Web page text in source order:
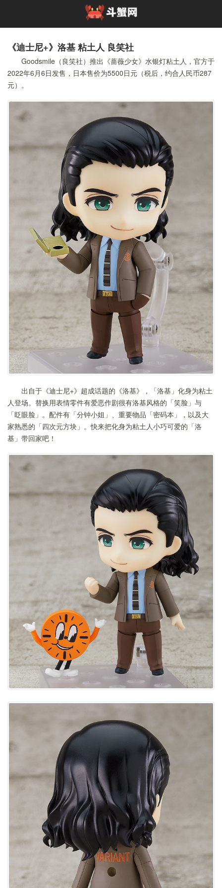
《迪士尼+》洛基 粘土人 良笑社
Goodsmile（良笑社）推出《蔷薇少女》水银灯粘土人，官方于
2022年6月6日发售，日本售价为5500日元（税后，约合人民币287
元）。
出自于《迪士尼+》超成话题的《洛基》，「洛基」化身为粘土
人登场。替换用表情零件有爱恶作剧很有洛基风格的「笑脸」与
「眨眼脸」。配件有「分钟小姐」、重要物品「密码本」，以及大
家熟悉的「四次元方块」。快来把化身为粘土人小巧可爱的「洛
基」带回家吧！